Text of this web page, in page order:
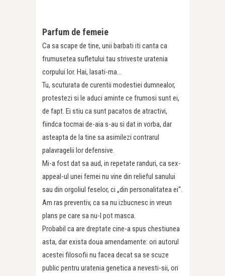
Parfum de femeie
Ca sa scape de tine, unii barbati iti canta ca
frumusetea sufletului tau striveste uratenia
corpului lor. Hai, lasati-ma…
Tu, scuturata de curentii modestiei dumnealor,
protestezi si le aduci aminte ce frumosi sunt ei,
de fapt. Ei stiu ca sunt pacatos de atractivi,
fiindca tocmai de-aia s-au si dat in vorba, dar
asteapta de la tine sa asimilezi contrarul
palavragelii lor defensive.
Mi-a fost dat sa aud, in repetate randuri, ca sex-
appeal-ul unei femei nu vine din relieful sanului
sau din orgoliul feselor, ci „din personalitatea ei“.
Am ras preventiv, ca sa nu izbucnesc in vreun
plans pe care sa nu-l pot masca.
Probabil ca are dreptate cine-a spus chestiunea
asta, dar exista doua amendamente: ori autorul
acestei filosofii nu facea decat sa se scuze
public pentru uratenia genetica a nevesti-sii, ori